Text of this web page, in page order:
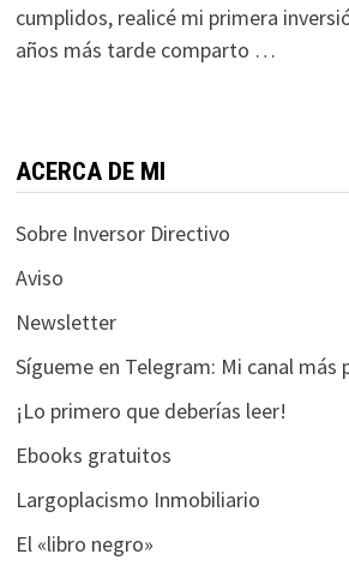
cumplidos, realicé mi primera
años más tarde comparto …
ACERCA DE MI
Sobre Inversor Directivo
Aviso
Newsletter
Sígueme en Telegram: Mi canal más
¡Lo primero que deberías leer!
Ebooks gratuitos
Largoplacismo Inmobiliario
El «libro negro»
necesarias
para que
Estadísticas
podamos
mejorar la
funcionalidad
y estructura
base a cómo
se usa la web.
Experiencia
Para que
nuestra web